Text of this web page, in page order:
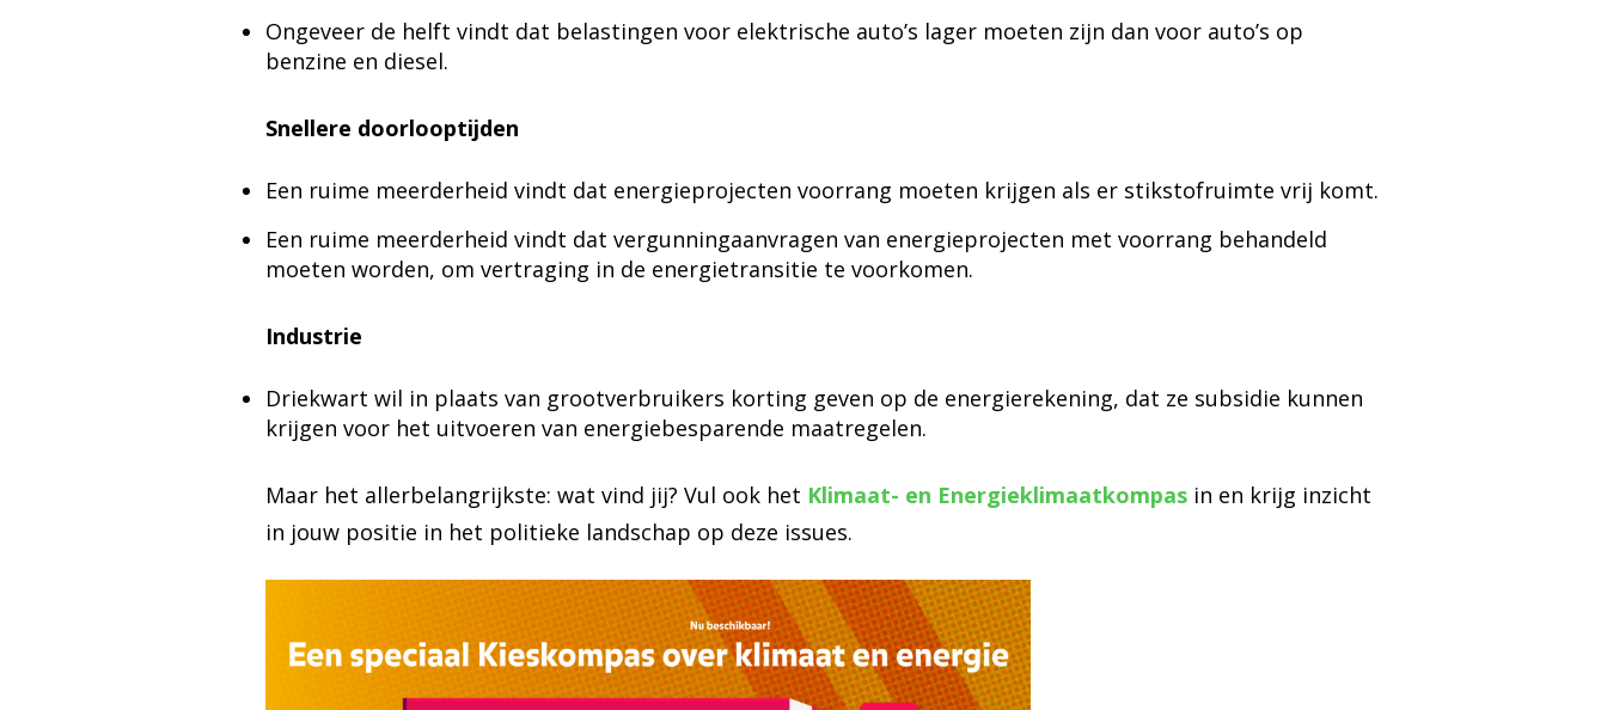
Ongeveer de helft vindt dat belastingen voor elektrische auto’s lager moeten zijn dan voor auto’s op
benzine en diesel.
Snellere doorlooptijden
Een ruime meerderheid vindt dat energieprojecten voorrang moeten krijgen als er stikstofruimte vrij komt.
Een ruime meerderheid vindt dat vergunningaanvragen van energieprojecten met voorrang behandeld
moeten worden, om vertraging in de energietransitie te voorkomen.
Industrie
Driekwart wil in plaats van grootverbruikers korting geven op de energierekening, dat ze subsidie kunnen
krijgen voor het uitvoeren van energiebesparende maatregelen.
Maar het allerbelangrijkste: wat vind jij? Vul ook het Klimaat- en Energieklimaatkompas in en krijg inzicht
in jouw positie in het politieke landschap op deze issues.